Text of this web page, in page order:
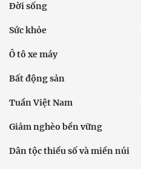
Đời sống
Sức khỏe
Ô tô xe máy
Bất động sản
Tuần Việt Nam
Giảm nghèo bền vững
Dân tộc thiểu số và miền núi